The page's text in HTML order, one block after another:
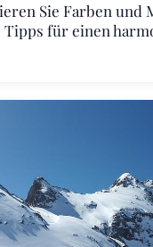
Sie Farben und
Tipps für einen